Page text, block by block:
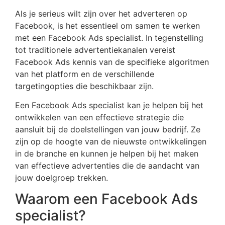
Als je serieus wilt zijn over het adverteren op
Facebook, is het essentieel om samen te werken
met een Facebook Ads specialist. In tegenstelling
tot traditionele advertentiekanalen vereist
Facebook Ads kennis van de specifieke algoritmen
van het platform en de verschillende
targetingopties die beschikbaar zijn.
Een Facebook Ads specialist kan je helpen bij het
ontwikkelen van een effectieve strategie die
aansluit bij de doelstellingen van jouw bedrijf. Ze
zijn op de hoogte van de nieuwste ontwikkelingen
in de branche en kunnen je helpen bij het maken
van effectieve advertenties die de aandacht van
jouw doelgroep trekken.
Waarom een Facebook Ads
specialist?